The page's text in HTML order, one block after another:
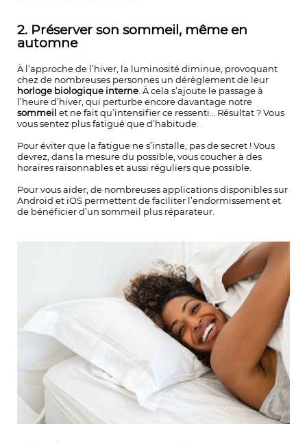
2. Préserver son sommeil, même en
automne
À l’approche de l’hiver, la luminosité diminue, provoquant
chez de nombreuses personnes un dérèglement de leur
horloge biologique interne . À cela s’ajoute le passage à
l’heure d’hiver, qui perturbe encore davantage notre
sommeil et ne fait qu’intensifier ce ressenti… Résultat ? Vous
vous sentez plus fatigué que d’habitude.
Pour éviter que la fatigue ne s’installe, pas de secret ! Vous
devrez, dans la mesure du possible, vous coucher à des
horaires raisonnables et aussi réguliers que possible.
Pour vous aider, de nombreuses applications disponibles sur
Android et iOS permettent de faciliter l’endormissement et
de bénéficier d’un sommeil plus réparateur.